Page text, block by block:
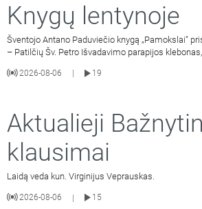
Knygų lentynoje
Šventojo Antano Paduviečio knygą „Pamokslai“
– Patilčių Šv. Petro Išvadavimo parapijos klebonas,
2026-08-06
19
Aktualieji
klausimai
Laidą veda kun. Virginijus Veprauskas.
2026-08-06 |
15